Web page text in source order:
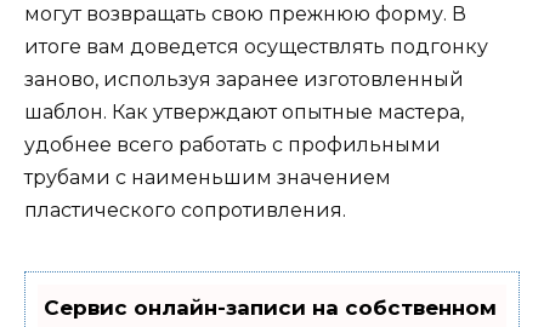
могут возвращать свою прежнюю форму. В
итоге вам доведется осуществлять подгонку
заново, используя заранее изготовленный
шаблон. Как утверждают опытные мастера,
удобнее всего работать с профильными
трубами с наименьшим значением
пластического сопротивления.
Сервис онлайн-записи на собственном